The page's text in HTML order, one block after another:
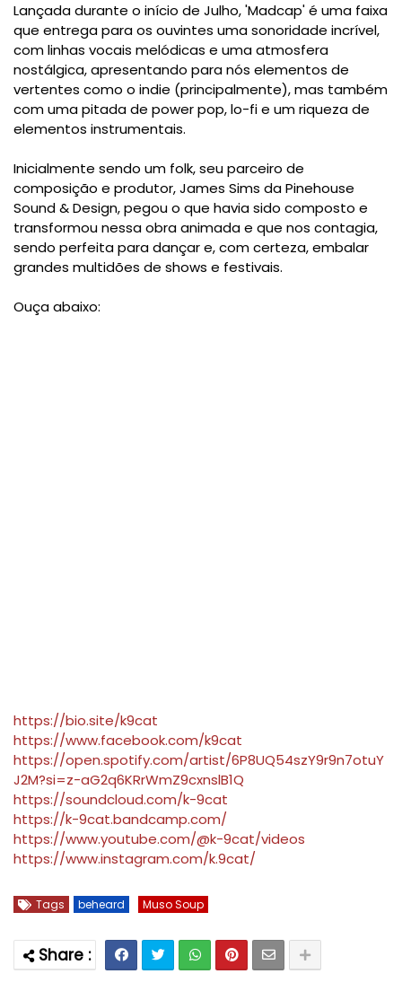
Lançada durante o início de Julho, 'Madcap' é uma faixa
que entrega para os ouvintes uma sonoridade incrível,
com linhas vocais melódicas e uma atmosfera
nostálgica, apresentando para nós elementos de
vertentes como o indie (principalmente), mas também
com uma pitada de power pop, lo-fi e um riqueza de
elementos instrumentais.
Inicialmente sendo um folk, seu parceiro de
composição e produtor, James Sims da Pinehouse
Sound & Design, pegou o que havia sido composto e
transformou nessa obra animada e que nos contagia,
sendo perfeita para dançar e, com certeza, embalar
grandes multidões de shows e festivais.
Ouça abaixo:
https://bio.site/k9cat
https://www.facebook.com/k9cat
https://open.spotify.com/artist/6P8UQ54szY9r9n7otuY
J2M?si=z-aG2q6KRrWmZ9cxnslB1Q
https://soundcloud.com/k-9cat
https://k-9cat.bandcamp.com/
https://www.youtube.com/@k-9cat/videos
https://www.instagram.com/k.9cat/
Tags beheard Muso Soup